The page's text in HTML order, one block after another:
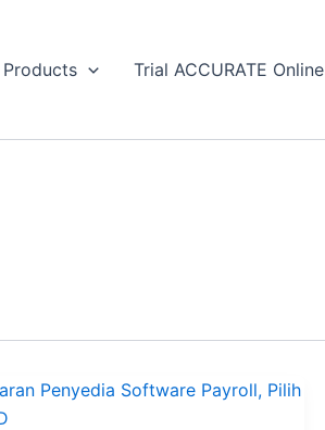
Products Trial ACCURATE Online